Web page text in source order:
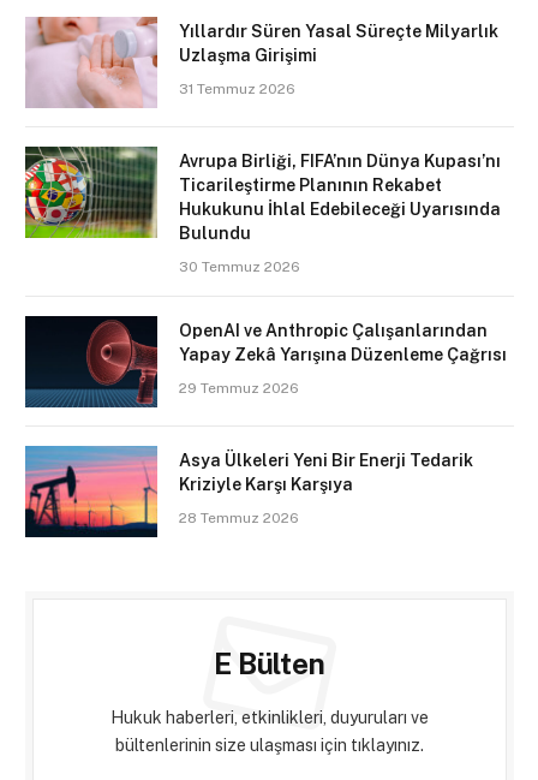
Yıllardır Süren Yasal Süreçte Milyarlık
Uzlaşma Girişimi
31 Temmuz 2026
Avrupa Birliği, FIFA’nın Dünya Kupası’nı
Ticarileştirme Planının Rekabet
Hukukunu İhlal Edebileceği Uyarısında
Bulundu
30 Temmuz 2026
OpenAI ve Anthropic Çalışanlarından
Yapay Zekâ Yarışına Düzenleme Çağrısı
29 Temmuz 2026
Asya Ülkeleri Yeni Bir Enerji Tedarik
Kriziyle Karşı Karşıya
28 Temmuz 2026
E Bülten
Hukuk haberleri, etkinlikleri, duyuruları ve
bültenlerinin size ulaşması için tıklayınız.